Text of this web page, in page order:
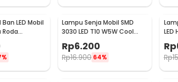
LED Mobil
- AG10
Lampu Senja Mobil SMD
3030 LED T10 W5W Cool
White 1W 12/24V 2 PCS
Rp6.200
Rp16.900 64%
LED
Rp
Rp